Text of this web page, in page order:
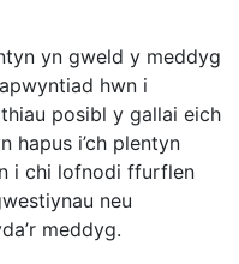
yn gweld y meddyg
hwn i
posibl y gallai eich
hapus i’ch plentyn
i chi lofnodi ffurflen
neu
meddyg.